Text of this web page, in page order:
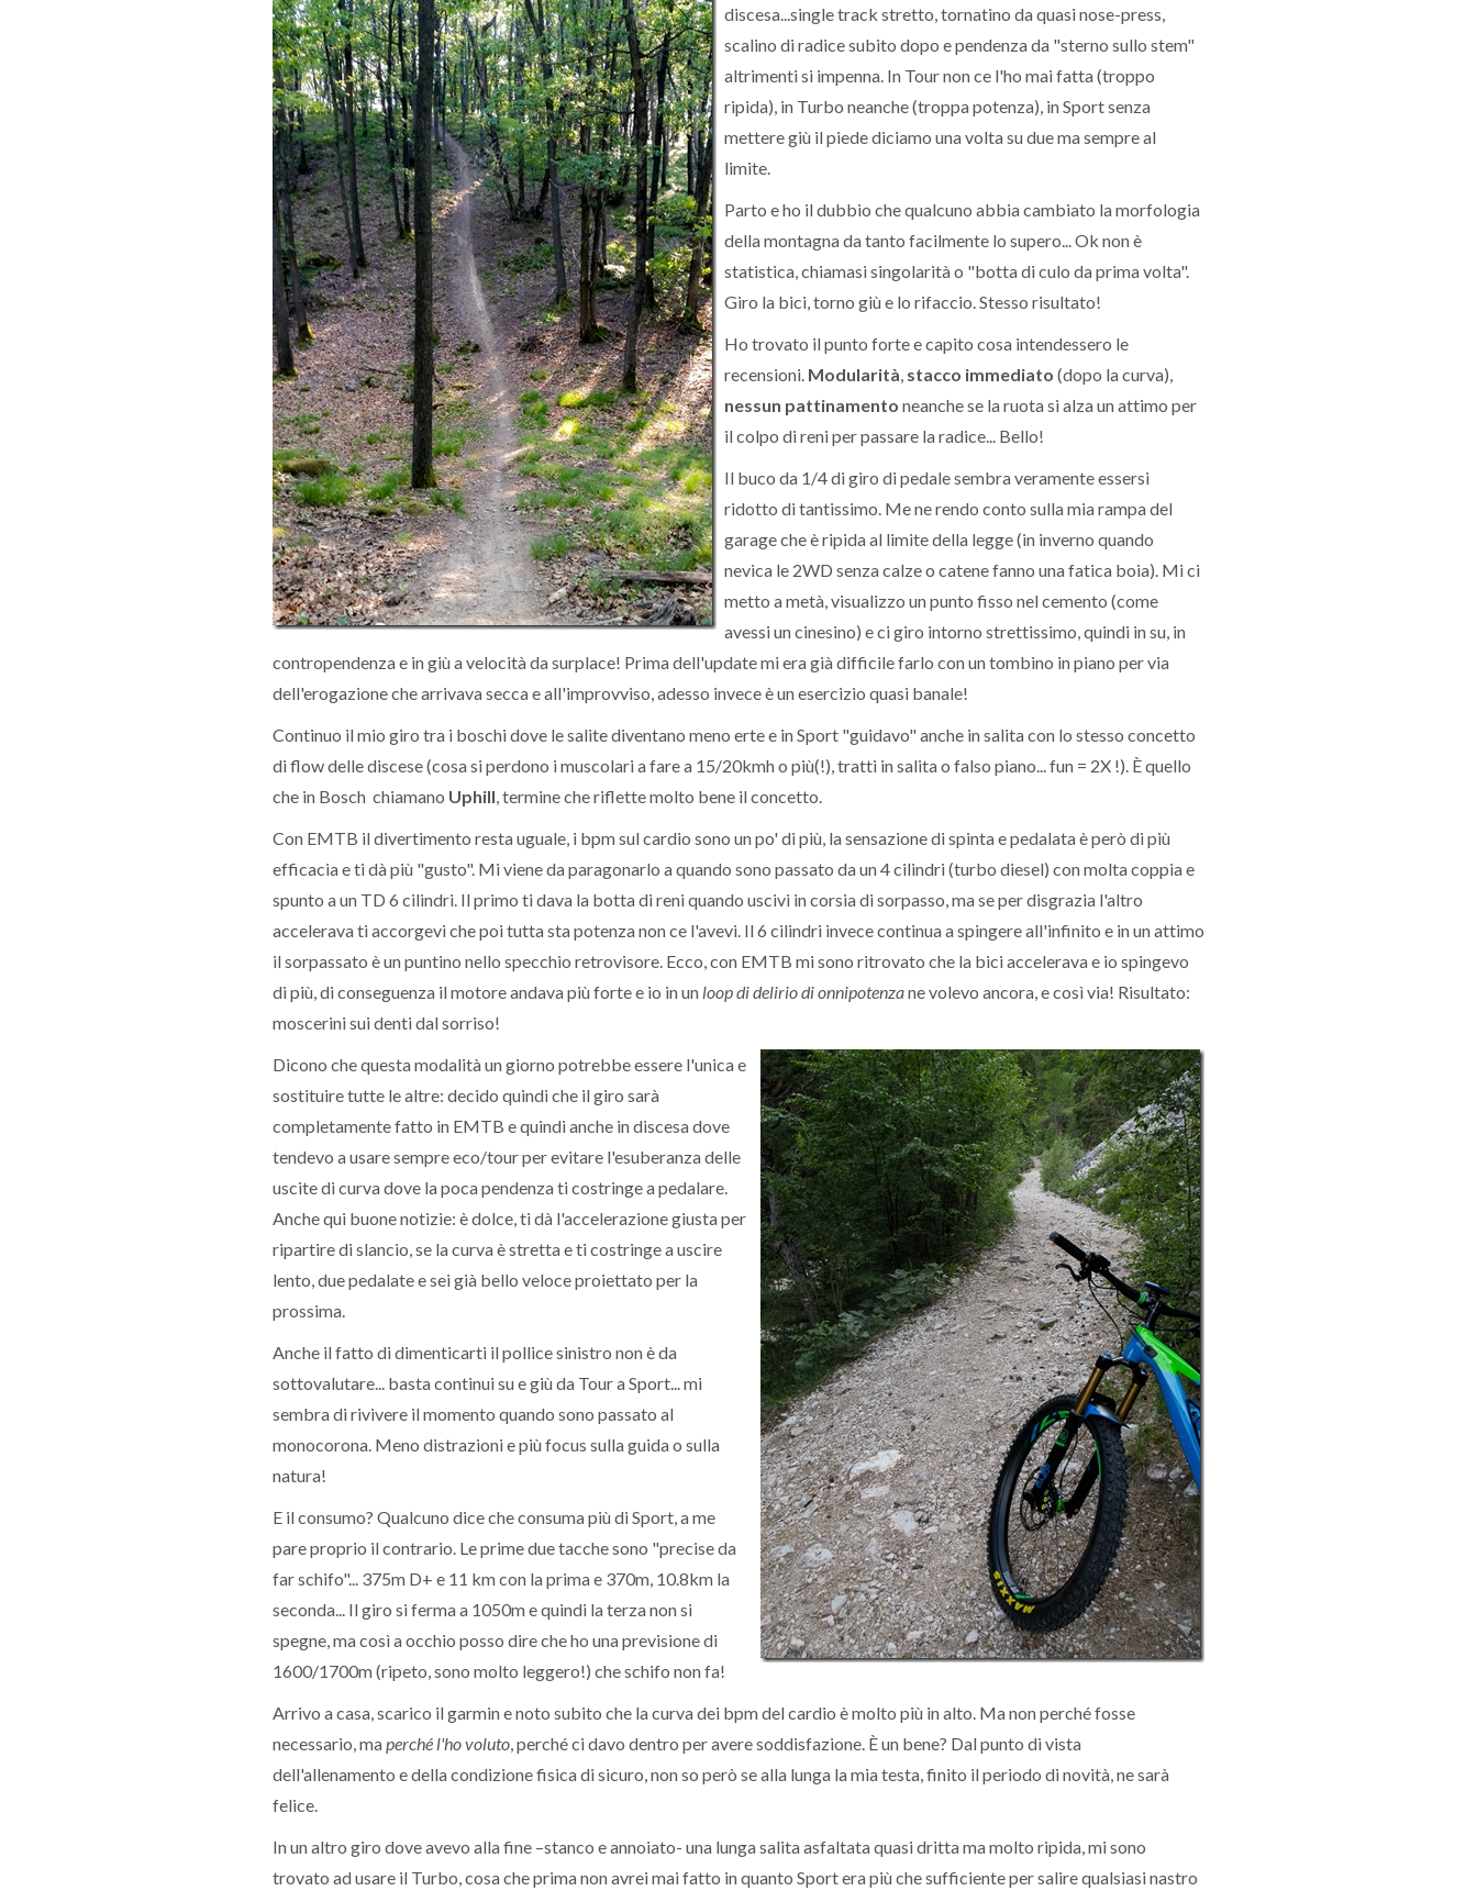
discesa...single track stretto, tornatino da quasi nose-press,
scalino di radice subito dopo e pendenza da "sterno sullo stem"
altrimenti si impenna. In Tour non ce l'ho mai fatta (troppo
ripida), in Turbo neanche (troppa potenza), in Sport senza
mettere giù il piede diciamo una volta su due ma sempre al
limite.
Parto e ho il dubbio che qualcuno abbia cambiato la morfologia
della montagna da tanto facilmente lo supero... Ok non è
statistica, chiamasi singolarità o "botta di culo da prima volta".
Giro la bici, torno giù e lo rifaccio. Stesso risultato!
Ho trovato il punto forte e capito cosa intendessero le
recensioni. Modularità, stacco immediato (dopo la curva),
nessun pattinamento neanche se la ruota si alza un attimo per
il colpo di reni per passare la radice... Bello!
Il buco da 1/4 di giro di pedale sembra veramente essersi
ridotto di tantissimo. Me ne rendo conto sulla mia rampa del
garage che è ripida al limite della legge (in inverno quando
nevica le 2WD senza calze o catene fanno una fatica boia). Mi ci
metto a metà, visualizzo un punto fisso nel cemento (come
avessi un cinesino) e ci giro intorno strettissimo, quindi in su, in
contropendenza e in giù a velocità da surplace! Prima dell'update mi era già difficile farlo con un tombino in piano per via
dell'erogazione che arrivava secca e all'improvviso, adesso invece è un esercizio quasi banale!
Continuo il mio giro tra i boschi dove le salite diventano meno erte e in Sport "guidavo" anche in salita con lo stesso concetto
di flow delle discese (cosa si perdono i muscolari a fare a 15/20kmh o più(!), tratti in salita o falso piano... fun = 2X !). È quello
che in Bosch chiamano Uphill, termine che riflette molto bene il concetto.
Con EMTB il divertimento resta uguale, i bpm sul cardio sono un po' di più, la sensazione di spinta e pedalata è però di più
efficacia e ti dà più "gusto". Mi viene da paragonarlo a quando sono passato da un 4 cilindri (turbo diesel) con molta coppia e
spunto a un TD 6 cilindri. Il primo ti dava la botta di reni quando uscivi in corsia di sorpasso, ma se per disgrazia l'altro
accelerava ti accorgevi che poi tutta sta potenza non ce l'avevi. Il 6 cilindri invece continua a spingere all'infinito e in un attimo
il sorpassato è un puntino nello specchio retrovisore. Ecco, con EMTB mi sono ritrovato che la bici accelerava e io spingevo
di più, di conseguenza il motore andava più forte e io in un loop di delirio di onnipotenzane volevo ancora, e così via! Risultato:
moscerini sui denti dal sorriso!
Dicono che questa modalità un giorno potrebbe essere l'unica e
sostituire tutte le altre: decido quindi che il giro sarà
completamente fatto in EMTB e quindi anche in discesa dove
tendevo a usare sempre eco/tour per evitare l'esuberanza delle
uscite di curva dove la poca pendenza ti costringe a pedalare.
Anche qui buone notizie: è dolce, ti dà l'accelerazione giusta per
ripartire di slancio, se la curva è stretta e ti costringe a uscire
lento, due pedalate e sei già bello veloce proiettato per la
prossima.
Anche il fatto di dimenticarti il pollice sinistro non è da
sottovalutare... basta continui su e giù da Tour a Sport... mi
sembra di rivivere il momento quando sono passato al
monocorona. Meno distrazioni e più focus sulla guida o sulla
natura!
E il consumo? Qualcuno dice che consuma più di Sport, a me
pare proprio il contrario. Le prime due tacche sono "precise da
far schifo"... 375m D+ e 11 km con la prima e 370m, 10.8km la
seconda... Il giro si ferma a 1050m e quindi la terza non si
spegne, ma così a occhio posso dire che ho una previsione di
1600/1700m (ripeto, sono molto leggero!) che schifo non fa!
Arrivo a casa, scarico il garmin e noto subito che la curva dei bpm del cardio è molto più in alto. Ma non perché fosse
necessario, maperché l'ho voluto, perché ci davo dentro per avere soddisfazione. È un bene? Dal punto di vista
dell'allenamento e della condizione fisica di sicuro, non so però se alla lunga la mia testa, finito il periodo di novità, ne sarà
felice.
In un altro giro dove avevo alla fine –stanco e annoiato- una lunga salita asfaltata quasi dritta ma molto ripida, mi sono
trovato ad usare il Turbo, cosa che prima non avrei mai fatto in quanto Sport era più che sufficiente per salire qualsiasi nastro